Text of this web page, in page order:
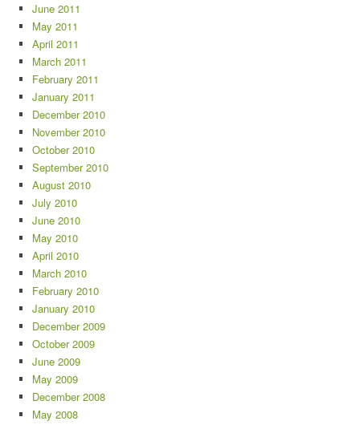
June 2011
May 2011
April 2011
March 2011
February 2011
January 2011
December 2010
November 2010
October 2010
September 2010
August 2010
July 2010
June 2010
May 2010
April 2010
March 2010
February 2010
January 2010
December 2009
October 2009
June 2009
May 2009
December 2008
May 2008